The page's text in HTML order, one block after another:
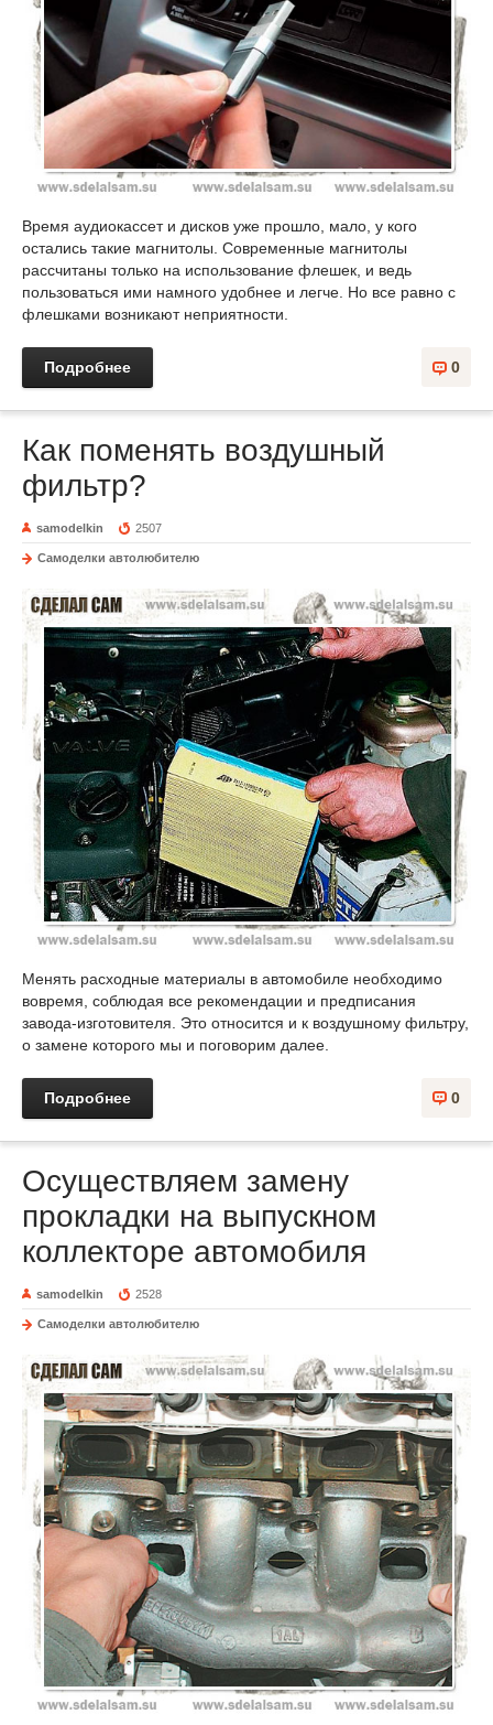
Время аудиокассет и дисков уже прошло, мало, у кого
остались такие магнитолы. Современные магнитолы
рассчитаны только на использование флешек, и ведь
пользоваться ими намного удобнее и легче. Но все равно с
флешками возникают неприятности.
0
Подробнее
Как поменять воздушный
фильтр?
samodelkin 2507
Самоделки автолюбителю
Менять расходные материалы в автомобиле необходимо
вовремя, соблюдая все рекомендации и предписания
завода-изготовителя. Это относится и к воздушному фильтру,
о замене которого мы и поговорим далее.
0
Подробнее
Осуществляем замену
прокладки на выпускном
коллекторе автомобиля
samodelkin 2528
Самоделки автолюбителю